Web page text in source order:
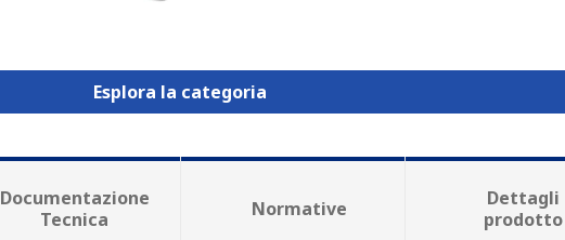
Esplora la categoria
Documentazione
Tecnica
Normative
Dettagli
prodotto